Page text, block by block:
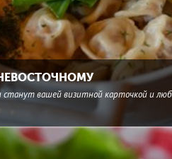
станут вашей визитной карточкой и